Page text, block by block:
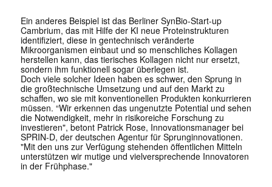
Ein anderes Beispiel ist das Berliner SynBio-Start-up
Cambrium, das mit Hilfe der KI neue Proteinstrukturen
identifiziert, diese in gentechnisch veränderte
Mikroorganismen einbaut und so menschliches Kollagen
herstellen kann, das tierisches Kollagen nicht nur ersetzt,
sondern ihm funktionell sogar überlegen ist.
Doch viele solcher Ideen haben es schwer, den Sprung in
die großtechnische Umsetzung und auf den Markt zu
schaffen, wo sie mit konventionellen Produkten konkurrieren
müssen. “Wir erkennen das ungenutzte Potential und sehen
die Notwendigkeit, mehr in risikoreiche Forschung zu
investieren", betont Patrick Rose, Innovationsmanager bei
SPRIN-D, der deutschen Agentur für Sprunginnovationen.
"Mit den uns zur Verfügung stehenden öffentlichen Mitteln
unterstützen wir mutige und vielversprechende Innovatoren
in der Frühphase."